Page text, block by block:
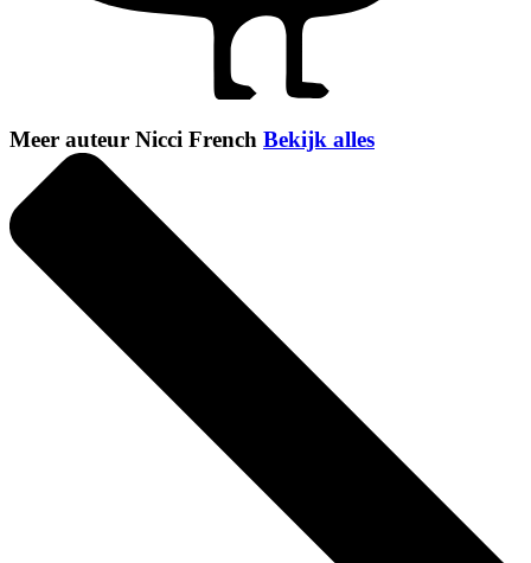
Meer auteur Nicci French Bekijk alles